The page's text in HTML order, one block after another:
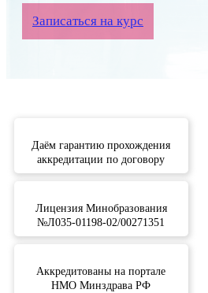
Записаться на курс
Даём гарантию прохождения
аккредитации по договору
Лицензия Минобразования
№Л035-01198-02/00271351
Аккредитованы на портале
НМО Минздрава РФ